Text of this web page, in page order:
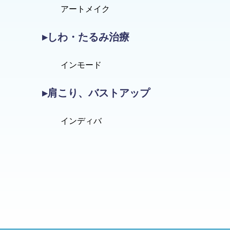
アートメイク
▸しわ・たるみ治療
インモード
▸肩こり、バストアップ
インディバ